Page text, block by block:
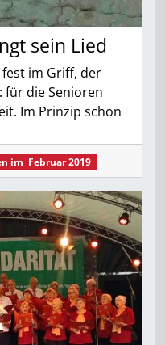
sein Lied
im Griff, der
für die Senioren
Im Prinzip schon
im Februar 2019